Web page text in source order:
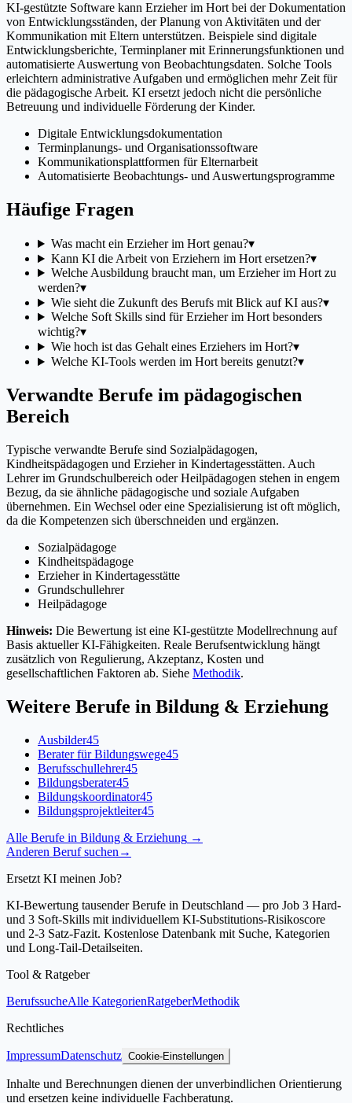
KI-gestützte Software kann Erzieher im Hort bei der Dokumentation
von Entwicklungsständen, der Planung von Aktivitäten und der
Kommunikation mit Eltern unterstützen. Beispiele sind digitale
Entwicklungsberichte, Terminplaner mit Erinnerungsfunktionen und
automatisierte Auswertung von Beobachtungsdaten. Solche Tools
erleichtern administrative Aufgaben und ermöglichen mehr Zeit für
die pädagogische Arbeit. KI ersetzt jedoch nicht die persönliche
Betreuung und individuelle Förderung der Kinder.
Digitale Entwicklungsdokumentation
Terminplanungs- und Organisationssoftware
Kommunikationsplattformen für Elternarbeit
Automatisierte Beobachtungs- und Auswertungsprogramme
Häufige Fragen
Was macht ein Erzieher im Hort genau?▾
Kann KI die Arbeit von Erziehern im Hort ersetzen?▾
Welche Ausbildung braucht man, um Erzieher im Hort zu
werden?▾
Wie sieht die Zukunft des Berufs mit Blick auf KI aus?▾
Welche Soft Skills sind für Erzieher im Hort besonders
wichtig?▾
Wie hoch ist das Gehalt eines Erziehers im Hort?▾
Welche KI-Tools werden im Hort bereits genutzt?▾
Verwandte Berufe im pädagogischen
Bereich
Typische verwandte Berufe sind Sozialpädagogen,
Kindheitspädagogen und Erzieher in Kindertagesstätten. Auch
Lehrer im Grundschulbereich oder Heilpädagogen stehen in engem
Bezug, da sie ähnliche pädagogische und soziale Aufgaben
übernehmen. Ein Wechsel oder eine Spezialisierung ist oft möglich,
da die Kompetenzen sich überschneiden und ergänzen.
Sozialpädagoge
Kindheitspädagoge
Erzieher in Kindertagesstätte
Grundschullehrer
Heilpädagoge
Hinweis: Die Bewertung ist eine KI-gestützte Modellrechnung auf
Basis aktueller KI-Fähigkeiten. Reale Berufsentwicklung hängt
zusätzlich von Regulierung, Akzeptanz, Kosten und
gesellschaftlichen Faktoren ab. Siehe Methodik.
Weitere Berufe in Bildung & Erziehung
Ausbilder45
Berater für Bildungswege45
Berufsschullehrer45
Bildungsberater45
Bildungskoordinator45
Bildungsprojektleiter45
Alle Berufe in Bildung & Erziehung →
Anderen Beruf suchen →
Ersetzt KI meinen Job?
KI-Bewertung tausender Berufe in Deutschland — pro Job 3 Hard-
und 3 Soft-Skills mit individuellem KI-Substitutions-Risikoscore
und 2-3 Satz-Fazit. Kostenlose Datenbank mit Suche, Kategorien
und Long-Tail-Detailseiten.
Tool & Ratgeber
BerufssucheAlle KategorienRatgeberMethodik
Rechtliches
ImpressumDatenschutz Cookie-Einstellungen
Inhalte und Berechnungen dienen der unverbindlichen Orientierung
und ersetzen keine individuelle Fachberatung.